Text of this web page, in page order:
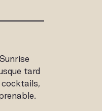
tard
cocktails,